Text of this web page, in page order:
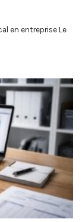
en entreprise Le